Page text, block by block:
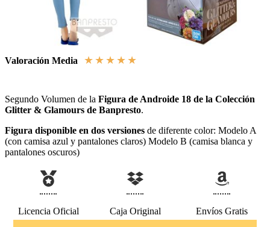
Valoración Media ★ ★ ★ ★ ★
Segundo Volumen de la Figura de Androide 18 de la Colección
Glitter & Glamours de Banpresto.
Figura disponible en dos versiones de diferente color: Modelo A
(con camisa azul y pantalones claros) Modelo B (camisa blanca y
pantalones oscuros)
Licencia Oficial Caja Original Envíos Gratis